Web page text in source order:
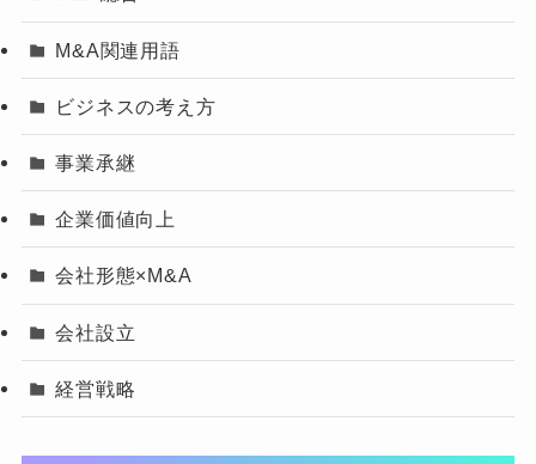
M&A関連用語
ビジネスの考え方
事業承継
企業価値向上
会社形態×M&A
会社設立
経営戦略